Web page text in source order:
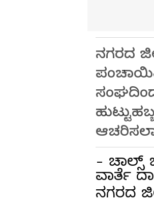
ನಗರದ
ಪಂಚಾಯಿತಿ
- ಚಾಲ್ಸ್
ವಾರ್ತೆ
ನಗರದ